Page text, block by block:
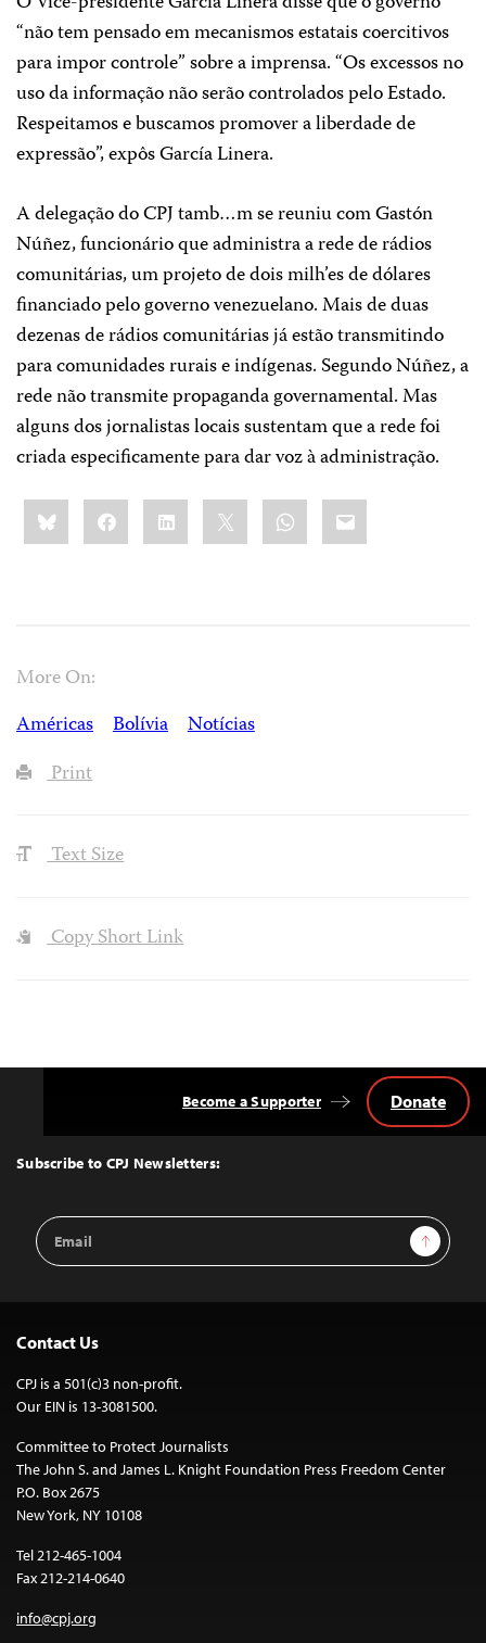
“não tem pensado em mecanismos estatais coercitivos
para impor controle” sobre a imprensa. “Os excessos no
uso da informação não serão controlados pelo Estado.
Respeitamos e buscamos promover a liberdade de
expressão”, expôs García Linera.
A delegação do CPJ tamb…m se reuniu com Gastón
Núñez, funcionário que administra a rede de rádios
comunitárias, um projeto de dois milh’es de dólares
financiado pelo governo venezuelano. Mais de duas
dezenas de rádios comunitárias já estão transmitindo
para comunidades rurais e indígenas. Segundo Núñez, a
rede não transmite propaganda governamental. Mas
alguns dos jornalistas locais sustentam que a rede foi
criada especificamente para dar voz à administração.
Share
this:BlueskyFacebookLinkedIn WhatsApp
Email
More On:
Américas
Bolívia
Notícias
Print
Text Size
Copy Short Link
Top
Subscribe to CPJ Newsletters:
Email
Address
Sign Up
Become a Supporter Donate
Contact Us
CPJ is a 501(c)3 non-profit.
Our EIN is 13-3081500.
Committee to Protect Journalists
The John S. and James L. Knight Foundation Press Freedom Center
P.O. Box 2675
New York, NY 10108
Tel 212-465-1004
Fax 212-214-0640
info@cpj.org